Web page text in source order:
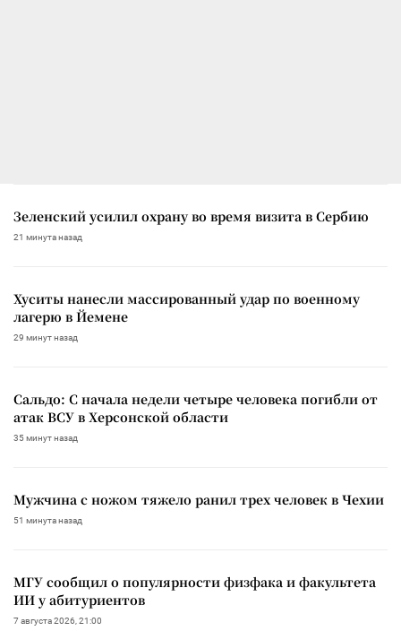
Зеленский усилил охрану во время визита в Сербию
21 минута назад
Хуситы нанесли массированный удар по военному
лагерю в Йемене
29 минут назад
Сальдо: С начала недели четыре человека погибли от
атак ВСУ в Херсонской области
35 минут назад
Мужчина с ножом тяжело ранил трех человек в Чехии
51 минута назад
МГУ сообщил о популярности физфака и факультета
ИИ у абитуриентов
7 августа 2026, 21:00